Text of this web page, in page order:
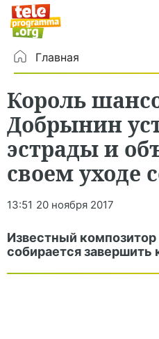
Главная
Король
Добрынин
эстрады и
своем уходе
13:51 20 ноября 2017
Известный композитор
собирается завершить